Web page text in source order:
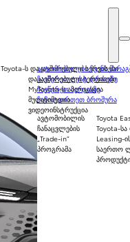
ავტომობილები ჩვენს
ჩაეწერეთ ტესტ დრაივზე
ჩაეწერეთ სერვისზე
ჩამოტვირთეთ ბროშურა
ავტომობილის
ჩანაცვლების
„Trade-in”
პროგრამა
Toyota
Toyota-სა
Leasing-
საერთო
Toyota-ს დაკავშირებული სერვისები
დაკავშირებული სერვისები
MyToyota-ს აპლიკაცია
მულტიმედია
ვიდეოინსტრუქცია